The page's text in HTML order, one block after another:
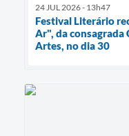
24 JUL 2026 - 13h47
Festival Literário
Ar", da consagrada
Artes, no dia 30